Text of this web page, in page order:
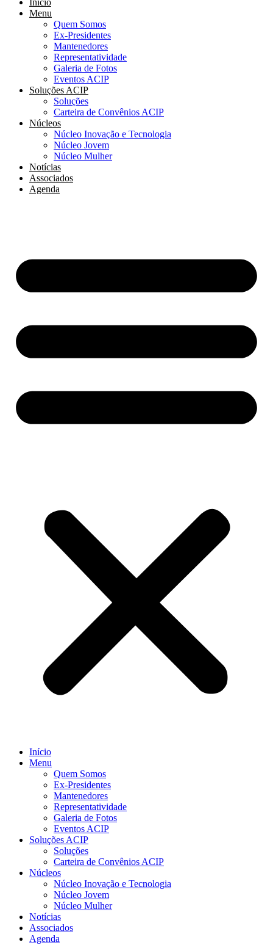
Início
Menu
Quem Somos
Ex-Presidentes
Mantenedores
Representatividade
Galeria de Fotos
Eventos ACIP
Soluções ACIP
Soluções
Carteira de Convênios ACIP
Núcleos
Núcleo Inovação e Tecnologia
Núcleo Jovem
Núcleo Mulher
Notícias
Associados
Agenda
Início
Menu
Quem Somos
Ex-Presidentes
Mantenedores
Representatividade
Galeria de Fotos
Eventos ACIP
Soluções ACIP
Soluções
Carteira de Convênios ACIP
Núcleos
Núcleo Inovação e Tecnologia
Núcleo Jovem
Núcleo Mulher
Notícias
Associados
Agenda